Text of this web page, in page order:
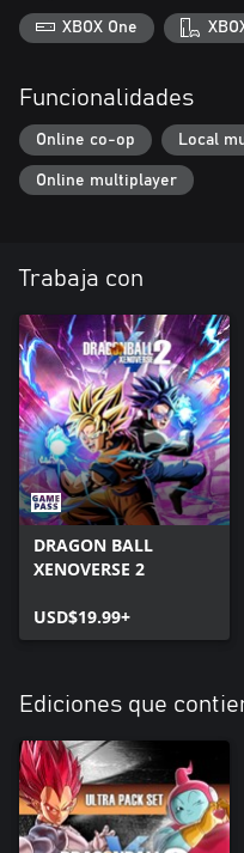
XBOX One
Funcionalidades
Online co-op Local
Online multiplayer
Trabaja con
DRAGON BALL
XENOVERSE 2
USD$19.99+
Ediciones que